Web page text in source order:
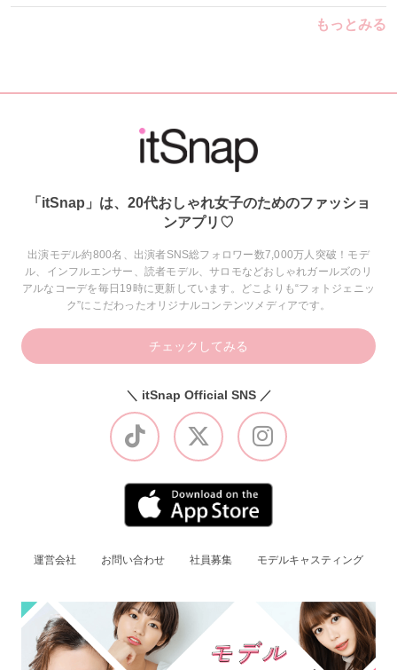
もっとみる
「itSnap」は、20代おしゃれ女子のためのファッショ
ンアプリ♡
出演モデル約800名、出演者SNS総フォロワー数7,000万人突破！モデ
ル、インフルエンサー、読者モデル、サロモなどおしゃれガールズのリ
アルなコーデを毎日19時に更新しています。どこよりも“フォトジェニッ
ク”にこだわったオリジナルコンテンツメディアです。
チェックしてみる
＼ itSnap Official SNS ／
運営会社 お問い合わせ 社員募集 モデルキャスティング